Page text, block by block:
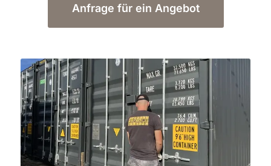
Anfrage für ein Angebot